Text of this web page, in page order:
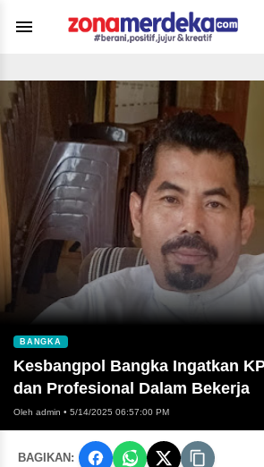
BANGKA
Kesbangpol Bangka Ingatkan
dan Profesional Dalam Bekerja
Oleh admin • 5/14/2025 06:57:00 PM
BAGIKAN: